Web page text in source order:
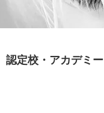
認定校・アカデミー